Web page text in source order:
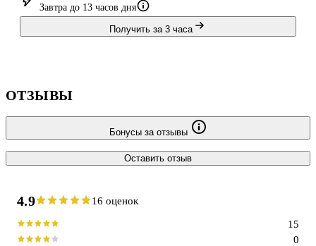
Завтра до 13 часов дня
Получить за 3 часа
ОТЗЫВЫ
Бонусы за отзывы
Оставить отзыв
4.9 16 оценок
0
15